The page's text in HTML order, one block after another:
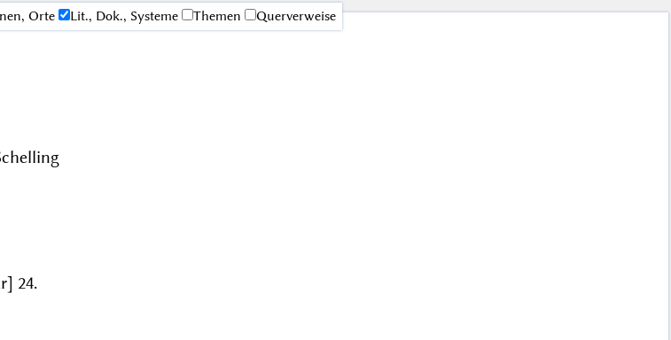
Orte Lit., Dok., Systeme Themen Querverweise
24.